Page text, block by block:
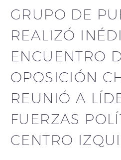
GRUPO DE
REALIZÓ
ENCUENTRO
OPOSICIÓN
REUNIÓ A
FUERZAS
CENTRO